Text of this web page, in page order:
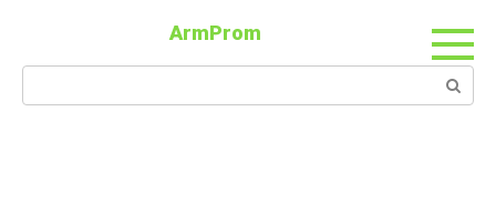
ArmProm